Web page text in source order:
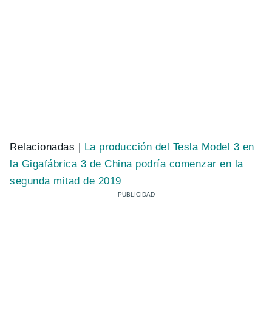
Relacionadas | La producción del Tesla Model 3 en
la Gigafábrica 3 de China podría comenzar en la
segunda mitad de 2019